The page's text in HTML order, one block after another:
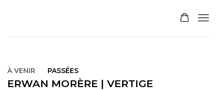
À VENIR PASSÉES
ERWAN MORÈRE | VERTIGE